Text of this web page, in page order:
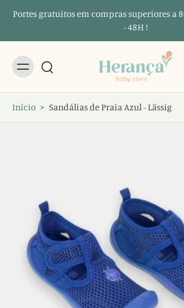
Portes gratuitos em compras superiores a
- 48H !
Início > Sandálias de Praia Azul - Lässig